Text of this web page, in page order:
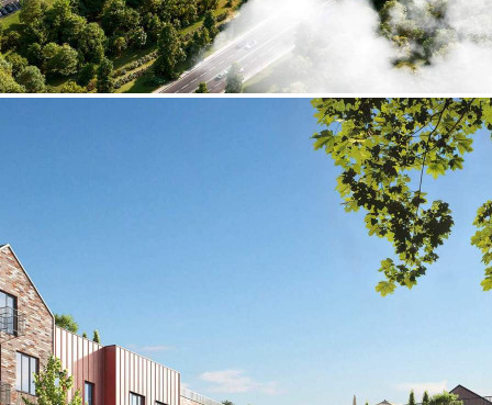
125218 - Г. ЗЕЛЕНОДОЛЬСК,
ПОСЕЛОК ОКТЯБРЬСКИЙ,
, Д.1
Татарстан Респ
Получить контакты
Прямая продажа от застройщика! Кладовая номер 1020 общей
площадью 3.6 кв. м на -1-м этаже в ЖК «ФоРест»[#8351129#]
59 (+1)
Навигация